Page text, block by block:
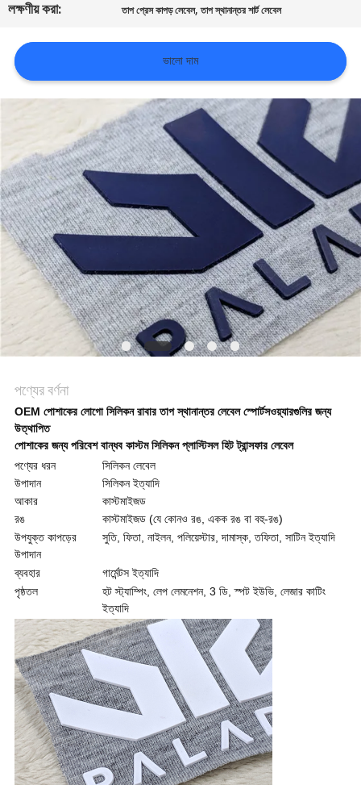
করুন
খবর
ক্ষেত্রেই
VR
SHOW
সাইট
ম্যাপ
গোপনীয়তা
নীতি
লক্ষণীয় করা: তাপ প্রেস কাপড় লেবেল,তাপ স্থানান্তর শার্ট লেবেল
ভালো দাম
পণ্যের বর্ণনা
OEM পোশাকের লোগো সিলিকন রাবার তাপ স্থানান্তর লেবেল স্পোর্টসওয়্যারগুলির জন্য
উত্থাপিত
পোশাকের জন্য পরিবেশ বান্ধব কাস্টম সিলিকন প্লাস্টিসল হিট ট্রান্সফার লেবেল
পণ্যের ধরন
সিলিকন লেবেল
উপাদান
সিলিকন ইত্যাদি
আকার
কাস্টমাইজড
রঙ
কাস্টমাইজড (যে কোনও রঙ, একক রঙ বা বহু-রঙ)
উপযুক্ত কাপড়ের
উপাদান
সুতি, ফিতা, নাইলন, পলিয়েস্টার, দামাস্ক, তফিতা, সাটিন ইত্যাদি
ব্যবহার
গার্মেন্টস ইত্যাদি
পৃষ্ঠতল
হট স্ট্যাম্পিং, লেপ লেমনেশন, 3 ডি, স্পট ইউভি, লেজার কাটিং
ইত্যাদি